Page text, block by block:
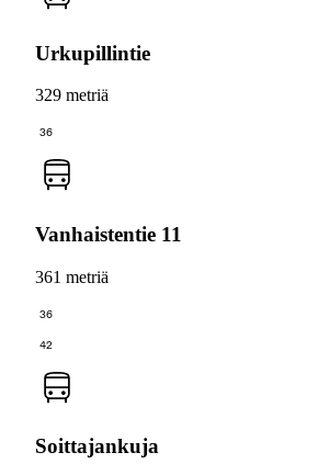
Urkupillintie
329 metriä
36
Vanhaistentie 11
361 metriä
36
42
Soittajankuja